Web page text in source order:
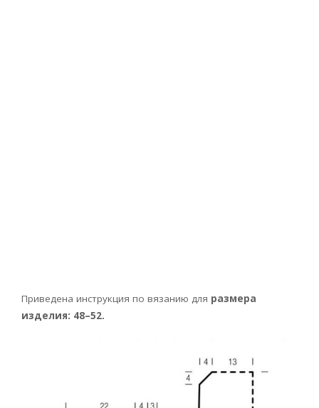
Приведена инструкция по вязанию для размера
изделия: 48–52.